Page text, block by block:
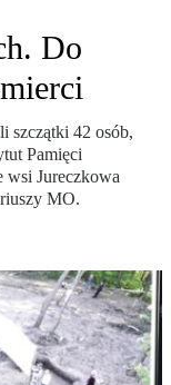
Do
szczątki 42 osób,
Pamięci
wsi Jureczkowa
MO.